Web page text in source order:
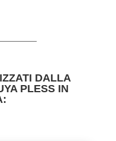
DALLA
PLESS IN